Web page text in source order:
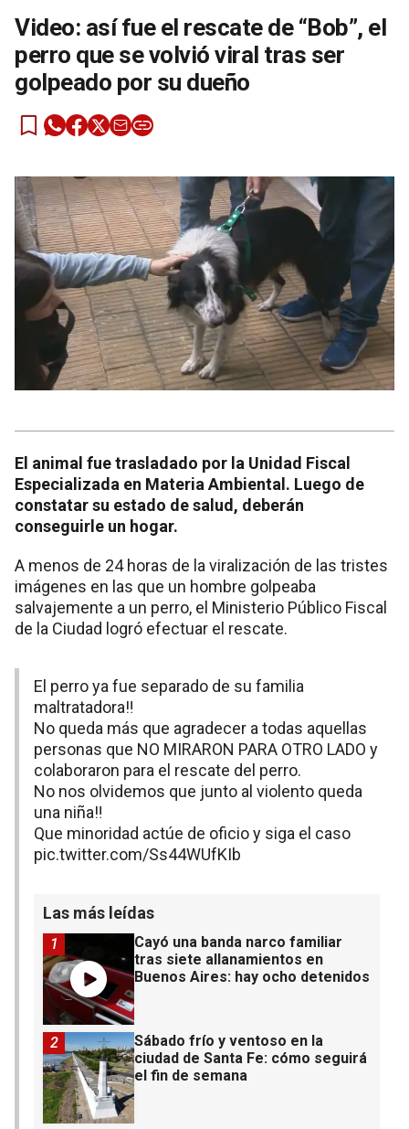
Video: así fue el rescate de “Bob”, el
perro que se volvió viral tras ser
golpeado por su dueño
El animal fue trasladado por la Unidad Fiscal
Especializada en Materia Ambiental. Luego de
constatar su estado de salud, deberán
conseguirle un hogar.
A menos de 24 horas de la viralización de las tristes
imágenes en las que un hombre golpeaba
salvajemente a un perro, el Ministerio Público Fiscal
de la Ciudad logró efectuar el rescate.
El perro ya fue separado de su familia
maltratadora‼️
No queda más que agradecer a todas aquellas
personas que NO MIRARON PARA OTRO LADO y
colaboraron para el rescate del perro.
No nos olvidemos que junto al violento queda
una niña‼️
Que minoridad actúe de oficio y siga el caso
pic.twitter.com/Ss44WUfKIb
Las más leídas
Cayó una banda narco familiar
tras siete allanamientos en
Buenos Aires: hay ocho detenidos
1
Sábado frío y ventoso en la
ciudad de Santa Fe: cómo seguirá
el fin de semana
2